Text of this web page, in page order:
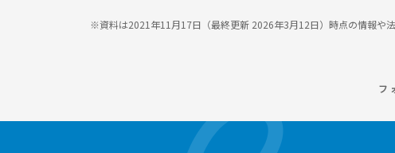
※資料は2021年11月17日（最終更新 2026年3月12日）時点の情報や法
フ